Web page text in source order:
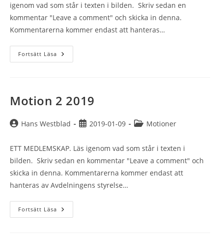
igenom vad som står i texten i bilden. Skriv sedan en
kommentar "Leave a comment" och skicka in denna.
Kommentarerna kommer endast att hanteras…
Fortsätt Läsa Motion
3
Motion 2 2019
Inläggsförfattare:
Hans Westblad
Inlägget
2019-01-09 Inläggskategori:
Motioner
ETT MEDLEMSKAP. Läs igenom vad som står i texten i
bilden. Skriv sedan en kommentar "Leave a comment" och
skicka in denna. Kommentarerna kommer endast att
hanteras av Avdelningens styrelse…
Fortsätt Läsa Motion
2